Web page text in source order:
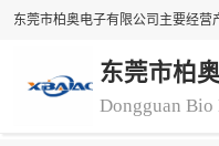
东莞市柏
Dongguan Bio